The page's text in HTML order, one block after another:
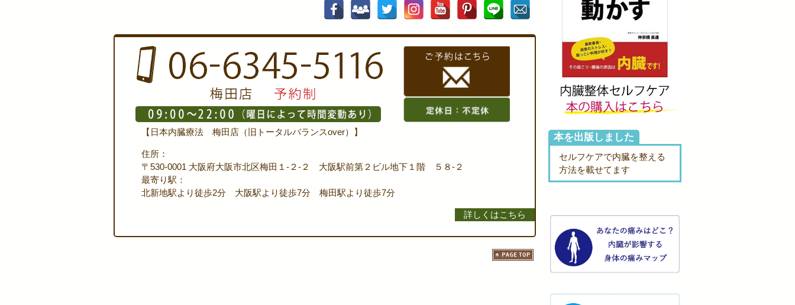
【日本内臓療法 梅田店（旧トータルバランスover）】
住所：
〒530-0001 大阪府大阪市北区梅田１-２-２ 大阪駅前第２ビル地下１階 ５８-２
最寄り駅：
北新地駅より徒歩2分 大阪駅より徒歩7分 梅田駅より徒歩7分
詳しくはこちら
本を出版しました
セルフケアで内臓を整える
方法を載せてます